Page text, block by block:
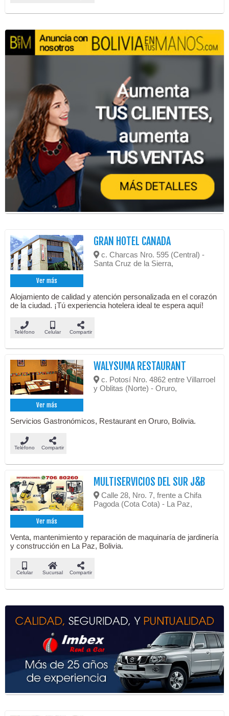
Ver más
GRAN HOTEL CANADA
c. Charcas Nro. 595 (Central) -
Santa Cruz de la Sierra,
Alojamiento de calidad y atención personalizada en el corazón
de la ciudad. ¡Tú experiencia hotelera ideal te espera aquí!
Teléfono Celular Compartir
Ver más
WALYSUMA RESTAURANT
c. Potosí Nro. 4862 entre Villarroel
y Oblitas (Norte) - Oruro,
Servicios Gastronómicos, Restaurant en Oruro, Bolivia.
Teléfono Compartir
Ver más
MULTISERVICIOS DEL SUR J&B
Calle 28, Nro. 7, frente a Chifa
Pagoda (Cota Cota) - La Paz,
Venta, mantenimiento y reparación de maquinaría de jardinería
y construcción en La Paz, Bolivia.
Celular Sucursal Compartir